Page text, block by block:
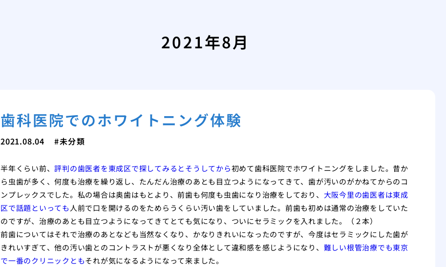
2021年8月
歯科医院でのホワイトニング体験
2021.08.04 未分類
半年くらい前、評判の歯医者を東成区で探してみるとそうしてから初めて歯科医院でホワイトニングをしました。昔か
ら虫歯が多く、何度も治療を繰り返し、たんだん治療のあとも目立つようになってきて、歯が汚いのがかねてからのコ
ンプレックスでした。私の場合は奥歯はもとより、前歯も何度も虫歯になり治療をしており、 大阪今里の歯医者は東成
区で話題といっても 人前で口を開けるのをためらうくらい汚い歯をしていました。前歯も初めは通常の治療をしていた
のですが、治療のあとも目立つようになってきてとても気になり、ついにセラミックを入れました。（２本）
前歯についてはそれで治療のあとなども当然なくなり、かなりきれいになったのですが、今度はセラミックにした歯が
きれいすぎて、他の汚い歯とのコントラストが悪くなり全体として違和感を感じようになり、 難しい根管治療でも東京
で一番のクリニックともそれが気になるようになって来ました。